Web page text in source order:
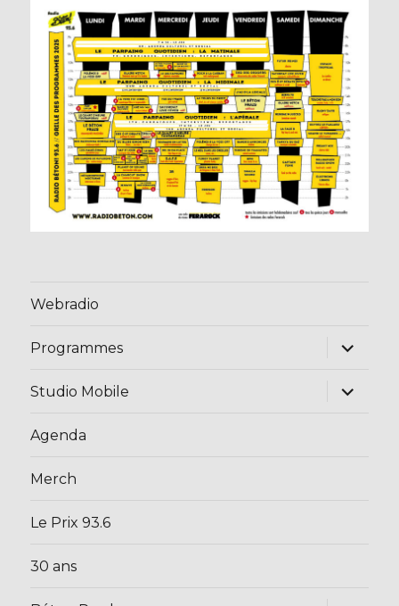
Webradio
Programmes
ouvrir
menu
Studio Mobile
ouvrir
Agenda
Merch
Le Prix 93.6
30 ans